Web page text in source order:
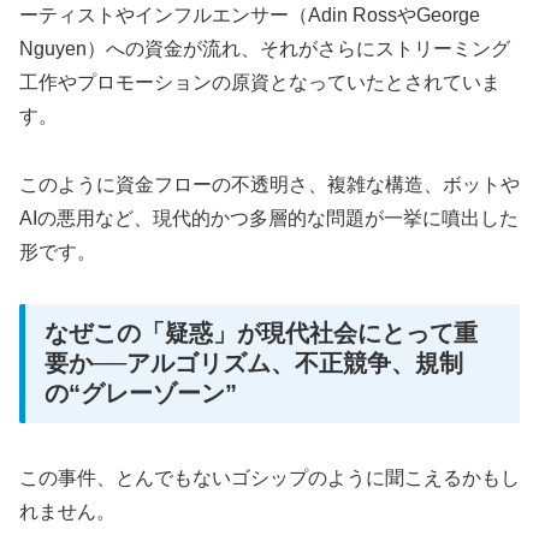
ーティストやインフルエンサー（Adin RossやGeorge
Nguyen）への資金が流れ、それがさらにストリーミング
工作やプロモーションの原資となっていたとされていま
す。
このように資金フローの不透明さ、複雑な構造、ボットや
AIの悪用など、現代的かつ多層的な問題が一挙に噴出した
形です。
なぜこの「疑惑」が現代社会にとって重
要か──アルゴリズム、不正競争、規制
の“グレーゾーン”
この事件、とんでもないゴシップのように聞こえるかもし
れません。